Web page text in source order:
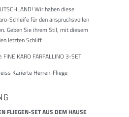
Wir haben diese
Schleife für den anspruchsvollen
Geben Sie ihrem Stil, mit diesem
letzten Schliff
: FINE KARO FARFALLINO 3-SET
Karierte Herren-Fliege
FLIEGEN-SET AUS DEM HAUSE